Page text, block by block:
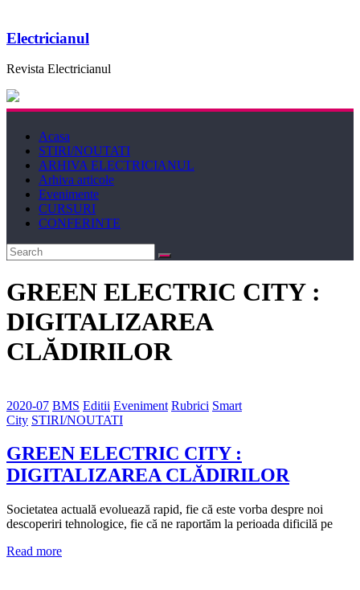
Electricianul
Revista Electricianul
Acasa
STIRI/NOUTATI
ARHIVA ELECTRICIANUL
Arhiva articole
Evenimente
CURSURI
CONFERINTE
GREEN ELECTRIC CITY :
DIGITALIZAREA
CLĂDIRILOR
2020-07 BMS Editii Eveniment Rubrici Smart
City STIRI/NOUTATI
GREEN ELECTRIC CITY :
DIGITALIZAREA CLĂDIRILOR
Societatea actuală evoluează rapid, fie că este vorba despre noi
descoperiri tehnologice, fie că ne raportăm la perioada dificilă pe
Read more